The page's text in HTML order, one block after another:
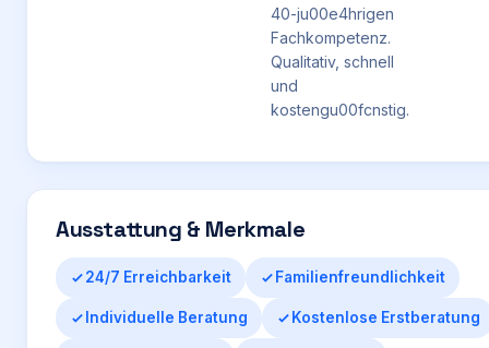
40-ju00e4hrigen
Fachkompetenz.
Qualitativ, schnell
und
kostengu00fcnstig.
Ausstattung & Merkmale
24/7 Erreichbarkeit Familienfreundlichkeit
Individuelle Beratung Kostenlose Erstberatung